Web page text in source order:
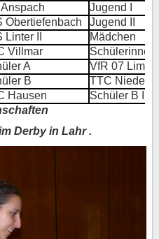
Jugend I
Obertiefenbach
Jugend II
Linter II
Mädchen
Villmar
Schülerinnen
A
VfR 07
B
TTC
Hausen
Schüler B II
Derby in Lahr .